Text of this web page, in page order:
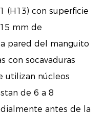
(H13) con superficie
mm de
pared del manguito
con socavaduras
utilizan núcleos
de 6 a 8
antes de la